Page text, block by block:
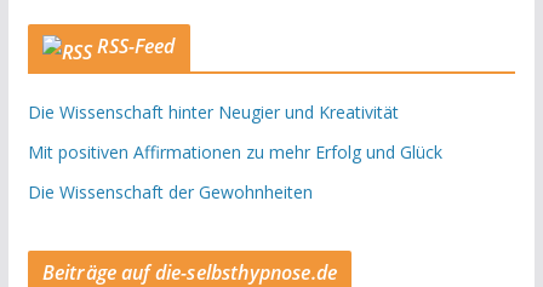
RSS-Feed
Die Wissenschaft hinter Neugier und Kreativität
Mit positiven Affirmationen zu mehr Erfolg und Glück
Die Wissenschaft der Gewohnheiten
Beiträge auf die-selbsthypnose.de